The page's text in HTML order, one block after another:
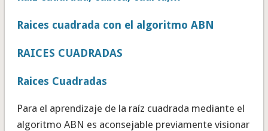
Raices cuadrada con el algoritmo ABN
RAICES CUADRADAS
Raices Cuadradas
Para el aprendizaje de la raíz cuadrada mediante el
algoritmo ABN es aconsejable previamente visionar